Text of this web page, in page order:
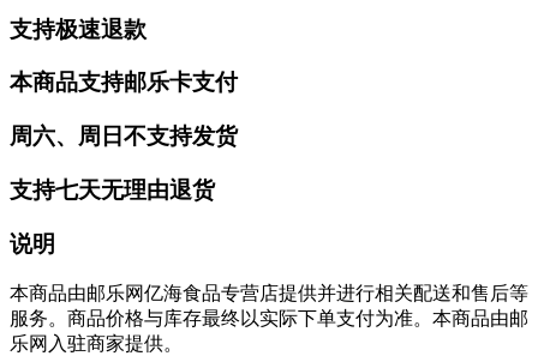
支持极速退款
本商品支持邮乐卡支付
周六、周日不支持发货
支持七天无理由退货
说明
本商品由邮乐网亿海食品专营店提供并进行相关配送和售后等
服务。商品价格与库存最终以实际下单支付为准。本商品由邮
乐网入驻商家提供。